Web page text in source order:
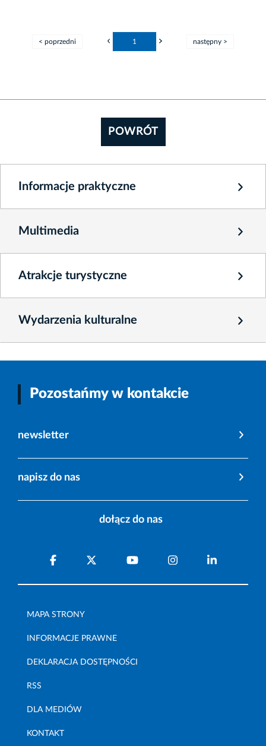
< poprzedni 1 następny >
POWRÓT
Informacje praktyczne
Multimedia
Atrakcje turystyczne
Wydarzenia kulturalne
Pozostańmy w kontakcie
newsletter
napisz do nas
dołącz do nas
MAPA STRONY
INFORMACJE PRAWNE
DEKLARACJA DOSTĘPNOŚCI
RSS
DLA MEDIÓW
KONTAKT